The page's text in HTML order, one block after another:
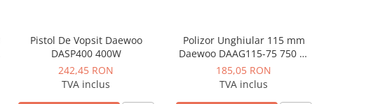
Pistol De Vopsit Daewoo
DASP400 400W
242,45 RON
TVA inclus
Polizor Unghiular 115 mm
Daewoo DAAG115-75 750 W
11.000 rpm
185,05 RON
TVA inclus